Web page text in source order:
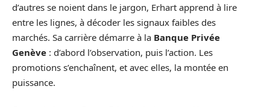
d’autres se noient dans le jargon, Erhart apprend à lire
entre les lignes, à décoder les signaux faibles des
marchés. Sa carrière démarre à la Banque Privée
Genève : d’abord l’observation, puis l’action. Les
promotions s’enchaînent, et avec elles, la montée en
puissance.